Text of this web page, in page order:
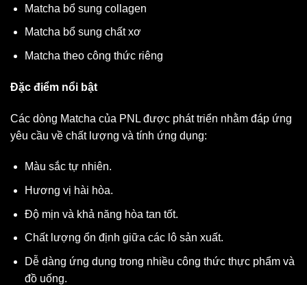
Matcha bổ sung collagen
Matcha bổ sung chất xơ
Matcha theo công thức riêng
Đặc điểm nổi bật
Các dòng Matcha của PNL được phát triển nhằm đáp ứng
yêu cầu về chất lượng và tính ứng dụng:
Màu sắc tự nhiên.
Hương vị hài hòa.
Độ mịn và khả năng hòa tan tốt.
Chất lượng ổn định giữa các lô sản xuất.
Dễ dàng ứng dụng trong nhiều công thức thực phẩm và
đồ uống.